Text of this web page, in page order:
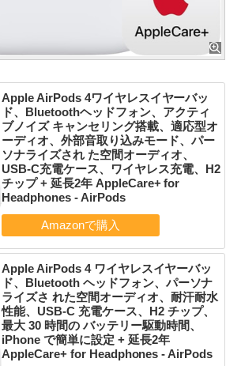
Apple AirPods 4ワイヤレスイヤーバッ
ド、Bluetoothヘッドフォン、アクティ
ブノイズ キャンセリング搭載、適応型オ
ーディオ、外部音取り込みモード、パー
ソナライズされ た空間オーディオ、
USB-C充電ケース、ワイヤレス充電、H2
チップ + 延長2年 AppleCare+ for
Headphones - AirPods
Apple AirPods 4 ワイヤレスイヤーバッ
ド、Bluetooth ヘッドフォン、パーソナ
ライズさ れた空間オーディオ、耐汗耐水
性能、USB-C 充電ケース、H2 チップ、
最大 30 時間の バッテリー駆動時間、
iPhone で簡単に設定 + 延長2年
AppleCare+ for Headphones - AirPods